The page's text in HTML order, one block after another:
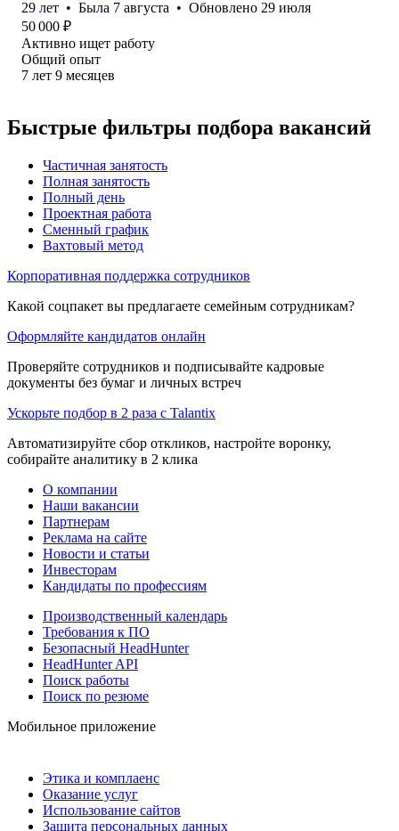
29 лет • Была 7 августа • Обновлено 29 июля
50 000 ₽
Активно ищет работу
Общий опыт
7 лет 9 месяцев
Быстрые фильтры подбора вакансий
Частичная занятость
Полная занятость
Полный день
Проектная работа
Сменный график
Вахтовый метод
Корпоративная поддержка сотрудников
Какой соцпакет вы предлагаете семейным сотрудникам?
Оформляйте кандидатов онлайн
Проверяйте сотрудников и подписывайте кадровые
документы без бумаг и личных встреч
Ускорьте подбор в 2 раза с Talantix
Автоматизируйте сбор откликов, настройте воронку,
собирайте аналитику в 2 клика
О компании
Наши вакансии
Партнерам
Реклама на сайте
Новости и статьи
Инвесторам
Кандидаты по профессиям
Производственный календарь
Требования к ПО
Безопасный HeadHunter
HeadHunter API
Поиск работы
Поиск по резюме
Мобильное приложение
Этика и комплаенс
Оказание услуг
Использование сайтов
Защита персональных данных